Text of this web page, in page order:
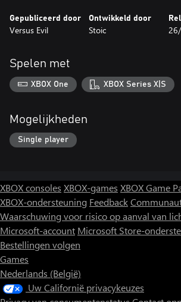
Gepubliceerd door
Versus Evil
Ontwikkeld door
Stoic
Spelen met
XBOX One XBOX Series X|S
Mogelijkheden
Single player
XBOX consoles XBOX-games XBOX Game
XBOX-ondersteuning Feedback
Waarschuwing voor risico op aanval van
Microsoft-account Microsoft Store-
Bestellingen volgen
Games
Nederlands (België)
Uw Californië privacykeuzes